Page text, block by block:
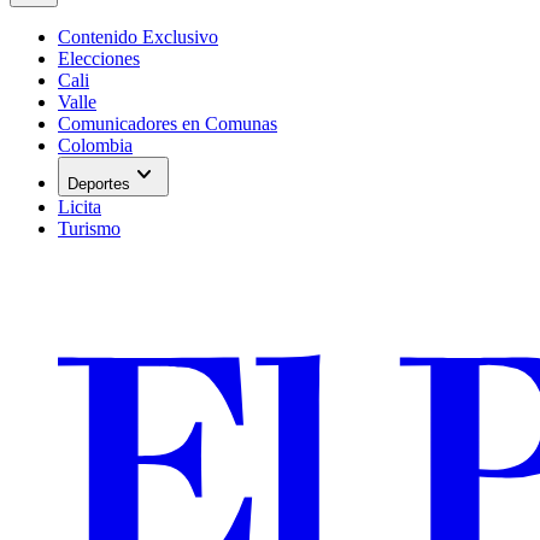
Contenido Exclusivo
Elecciones
Cali
Valle
Comunicadores en Comunas
Colombia
Deportes expand_more
Licita
Turismo